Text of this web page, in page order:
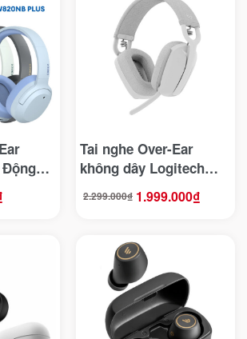
Động
Tai nghe Over-Ear
không dây Logitech
Zone Vibe 100
(Bluetooth 5.2 – Màu
2.299.000₫
Giá
gốc 1.999.000₫
Giá
hiện